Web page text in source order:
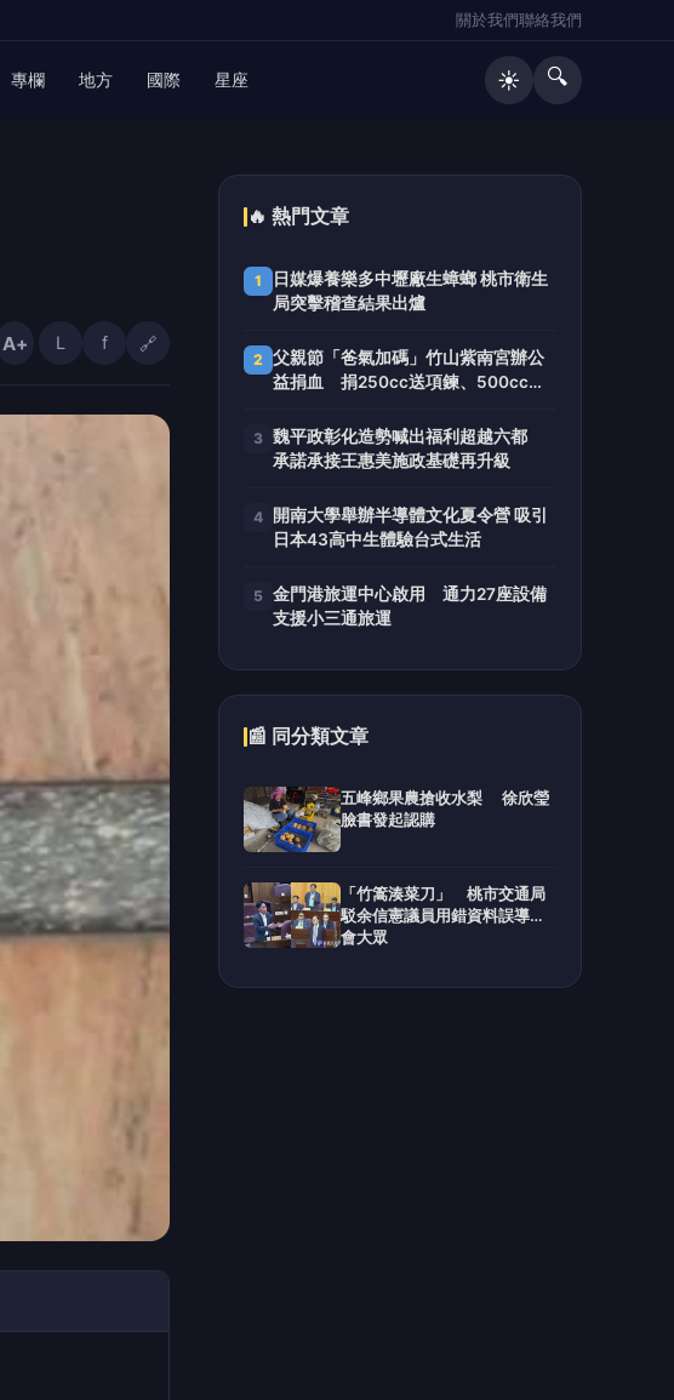
關於我們聯絡我們
專欄 地方 國際 星座 ☀️ 🔍
A+ L f 🔗
🔥 熱門文章
1
日媒爆養樂多中壢廠生蟑螂 桃市衛生
局突擊稽查結果出爐
2 父親節「爸氣加碼」竹山紫南宮辦公
益捐血 捐250cc送項鍊、500cc送
3 魏平政彰化造勢喊出福利超越六都
承諾承接王惠美施政基礎再升級
4
開南大學舉辦半導體文化夏令營 吸引
日本43高中生體驗台式生活
5 金門港旅運中心啟用 通力27座設備
支援小三通旅運
📰 同分類文章
五峰鄉果農搶收水梨 徐欣瑩
臉書發起認購
「竹篙湊菜刀」 桃市交通局
駁余信憲議員用錯資料誤導社
會大眾